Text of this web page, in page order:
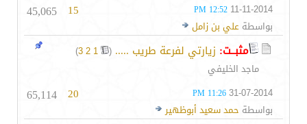
11-11-2014
12:52 PM
بواسطة علي بن زامل
15
45,065
مثبــت: زيارتي لفرعة طريب ..... (
1
2
3
)
ماجد الخليفي
31-07-2014
11:26 PM
بواسطة حمد سعيد أبوظهير
20
65,114